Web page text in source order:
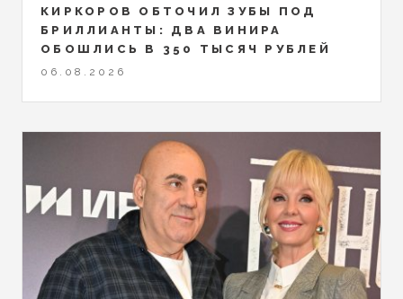
КИРКОРОВ ОБТОЧИЛ ЗУБЫ ПОД
БРИЛЛИАНТЫ: ДВА ВИНИРА
ОБОШЛИСЬ В 350 ТЫСЯЧ РУБЛЕЙ
06.08.2026